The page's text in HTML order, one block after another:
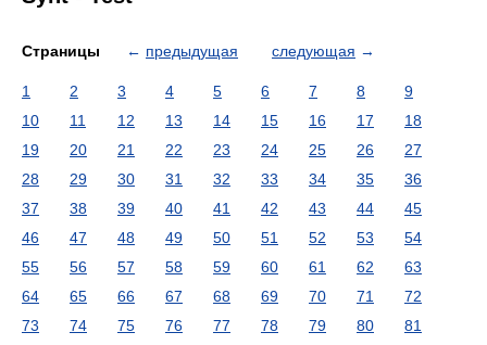
Страницы ← предыдущая следующая →
1 2 3 4 5 6 7 8
9
10
11 12 13 14 15 16 17
18
19
20 21 22 23 24 25 26
27
28
29 30 31 32 33 34 35
36
37
38 39 40 41 42 43 44
45
46
47 48 49 50 51 52 53
54
55
56 57 58 59 60 61 62
63
64
65 66 67 68 69 70 71
72
73
74 75 76 77 78 79 80
81